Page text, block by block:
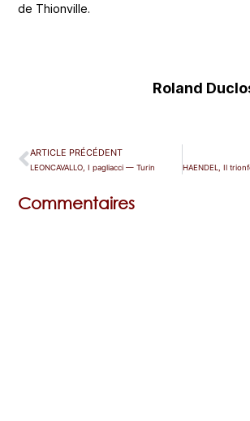
de Thionville.
Roland
ARTICLE PRÉCÉDENT
LEONCAVALLO, I pagliacci — Turin
Commentaires